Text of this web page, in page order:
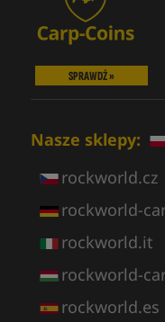
SPRAWDŹ »
Nasze sklepy:
rockworld.cz
rockworld-
rockworld.it
rockworld-
rockworld.es